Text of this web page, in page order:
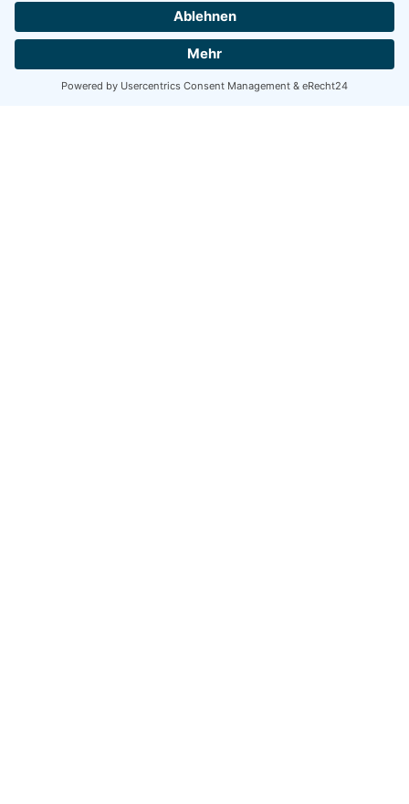
Führen Sie ein Bestandsbuch über die
korrekte Aufbewahrung aller
Arzneimittelanwendungs- und